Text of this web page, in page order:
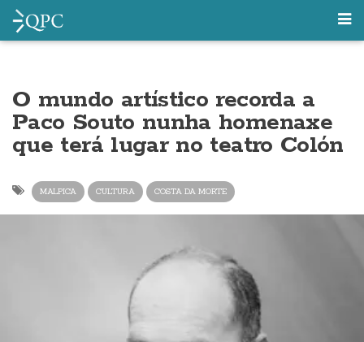
O mundo artístico recorda a
Paco Souto nunha homenaxe
que terá lugar no teatro Colón
MALPICA CULTURA COSTA DA MORTE